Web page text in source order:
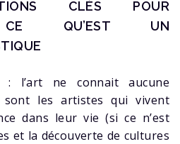
CLÉS POUR
CE QU’EST UN
l’art ne connait aucune
sont les artistes qui vivent
dans leur vie (si ce n’est
et la découverte de cultures